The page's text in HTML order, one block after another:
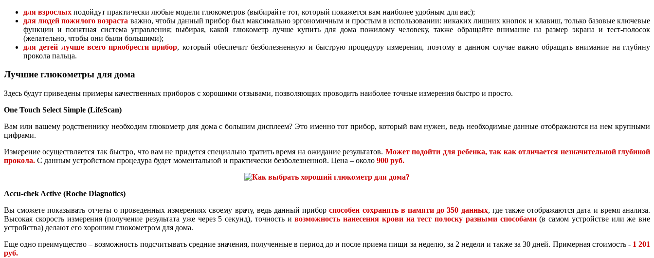
для взрослых подойдут практически любые модели глюкометров (выбирайте тот, который покажется вам наиболее удобным для вас);
для людей пожилого возраста важно, чтобы данный прибор был максимально эргономичным и простым в использовании: никаких лишних кнопок и клавиш, только базовые ключевые
функции и понятная система управления; выбирая, какой глюкометр лучше купить для дома пожилому человеку, также обращайте внимание на размер экрана и тест-полосок
(желательно, чтобы они были большими);
для детей лучше всего приобрести прибор, который обеспечит безболезненную и быструю процедуру измерения, поэтому в данном случае важно обращать внимание на глубину
прокола пальца.
Лучшие глюкометры для дома
Здесь будут приведены примеры качественных приборов с хорошими отзывами, позволяющих проводить наиболее точные измерения быстро и просто.
One Touch Select Simple (LifeScan)
Вам или вашему родственнику необходим глюкометр для дома с большим дисплеем? Это именно тот прибор, который вам нужен, ведь необходимые данные отображаются на нем крупными
цифрами.
Измерение осуществляется так быстро, что вам не придется специально тратить время на ожидание результатов. Может подойти для ребенка, так как отличается незначительной глубиной
прокола. С данным устройством процедура будет моментальной и практически безболезненной. Цена – около 900 руб.
Accu-chek Active (Roche Diagnotics)
Вы сможете показывать отчеты о проведенных измерениях своему врачу, ведь данный приборспособен сохранять в памяти до 350 данных, где также отображаются дата и время анализа.
Высокая скорость измерения (получение результата уже через 5 секунд), точность ивозможность нанесения крови на тест полоску разными способами(в самом устройстве или же вне
устройства) делают его хорошим глюкометром для дома.
Еще одно преимущество – возможность подсчитывать средние значения, полученные в период до и после приема пищи за неделю, за 2 недели и также за 30 дней. Примерная стоимость - 1 201
руб.